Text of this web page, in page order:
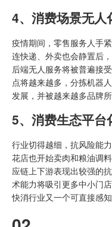
4、 消费场景无人
疫情期间，零售服务人手
连快递、外卖也会静置后
后端无人服务将被普遍接
点将越来越多，分拣机器
发展，并被越来越多品牌所
5、 消费生态平台
行业切得越细，抗风险能
花店也开始卖肉和粮油调
应链上下游表现出较强的
术能力将吸引更多中小门
快消行业又一个可直接感知